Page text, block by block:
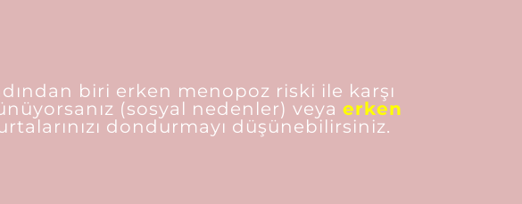
biri erken menopoz riski ile karşı
(sosyal nedenler) veya erken
dondurmayı düşünebilirsiniz.